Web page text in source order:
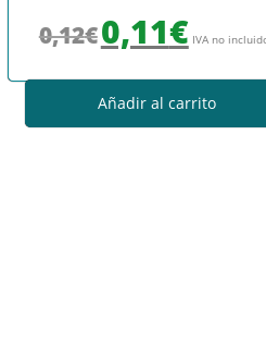
0,12€0,11€ IVA no
Añadir al carrito